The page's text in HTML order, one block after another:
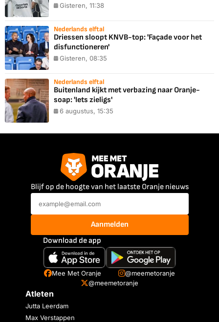
Gisteren, 11:38
Nederlands elftal
Driessen sloopt KNVB-top: 'Façade voor het
disfunctioneren'
Gisteren, 08:35
Nederlands elftal
Buitenland kijkt met verbazing naar Oranje-
soap: 'Iets zieligs'
6 augustus, 15:35
Blijf op de hoogte van het laatste Oranje nieuws
Aanmelden
Download de app
Mee Met Oranje
@meemetoranje
@meemetoranje
Atleten
Jutta Leerdam
Max Verstappen